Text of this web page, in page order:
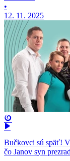
•
12. 11. 2025
Bučkovci sú späť!
čo Janov syn